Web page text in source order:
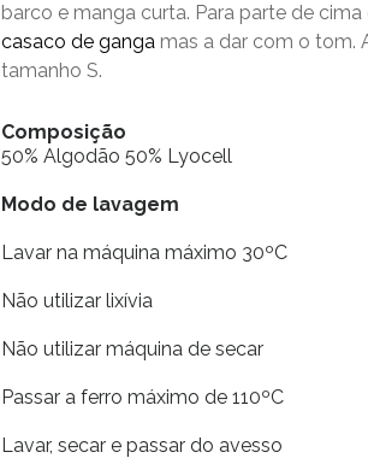
barco e manga curta. Para parte de
casaco de ganga mas a dar com o tom.
tamanho S.
Composição
50% Algodão 50% Lyocell
Modo de lavagem
Lavar na máquina máximo 30ºC
Não utilizar lixívia
Não utilizar máquina de secar
Passar a ferro máximo de 110ºC
Lavar, secar e passar do avesso